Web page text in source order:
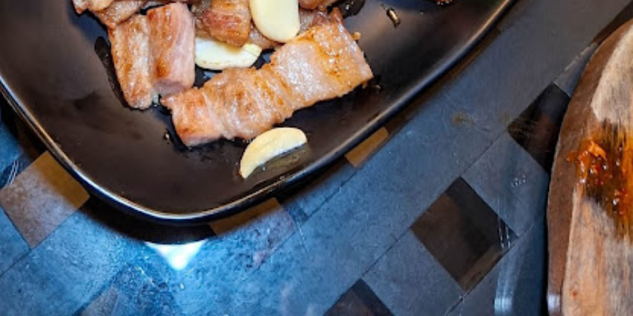
Location
+
−
Leaflet OpenStreetMap contributors
แขวงคลองจั่น, เขตบางกะปิ, กรุงเทพมหานคร, ประเทศไทย Get Directions